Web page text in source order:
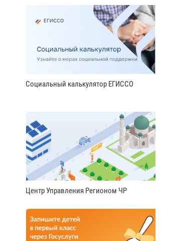
Социальный калькулятор ЕГИССО
Центр Управления Регионом ЧР